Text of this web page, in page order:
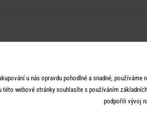
u nás opravdu pohodlné a snadné,
této webové stránky souhlasíte s používáním
podpořili vývoj